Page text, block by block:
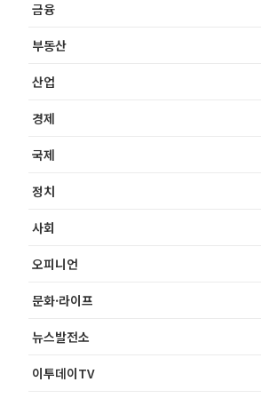
금융
부동산
산업
경제
국제
정치
사회
오피니언
문화·라이프
뉴스발전소
이투데이TV